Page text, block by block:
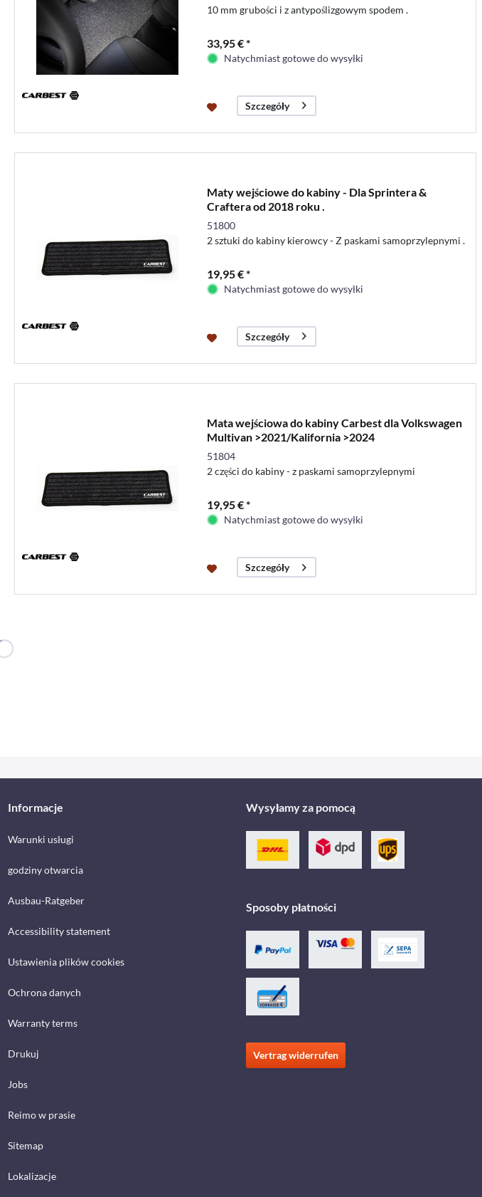
10 mm grubości i z antypoślizgowym spodem .
33,95 € *
Natychmiast gotowe do wysyłki
Szczegóły
Maty wejściowe do kabiny - Dla Sprintera &
Craftera od 2018 roku .
51800
2 sztuki do kabiny kierowcy - Z paskami samoprzylepnymi .
19,95 € *
Natychmiast gotowe do wysyłki
Szczegóły
Mata wejściowa do kabiny Carbest dla Volkswagen
Multivan >2021/Kalifornia >2024
51804
2 części do kabiny - z paskami samoprzylepnymi
19,95 € *
Natychmiast gotowe do wysyłki
Szczegóły
Informacje
Warunki usługi
godziny otwarcia
Ausbau-Ratgeber
Accessibility statement
Ustawienia plików cookies
Ochrona danych
Warranty terms
Drukuj
Jobs
Reimo w prasie
Sitemap
Lokalizacje
Wysyłamy za pomocą
Sposoby płatności
Vertrag widerrufen